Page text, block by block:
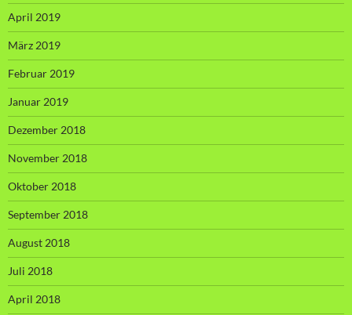
April 2019
März 2019
Februar 2019
Januar 2019
Dezember 2018
November 2018
Oktober 2018
September 2018
August 2018
Juli 2018
April 2018